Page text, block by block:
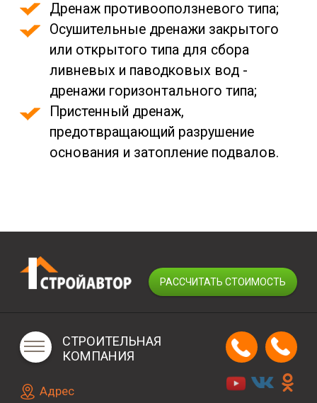
Дренаж противооползневого типа;
Осушительные дренажи закрытого
или открытого типа для сбора
ливневых и паводковых вод -
дренажи горизонтального типа;
Пристенный дренаж,
предотвращающий разрушение
основания и затопление подвалов.
РАССЧИТАТЬ СТОИМОСТЬ
СТРОИТЕЛЬНАЯ
КОМПАНИЯ
Адрес